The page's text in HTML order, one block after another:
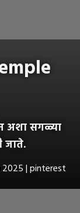
अशा सगळ्या
जाते.
2025 | pinterest